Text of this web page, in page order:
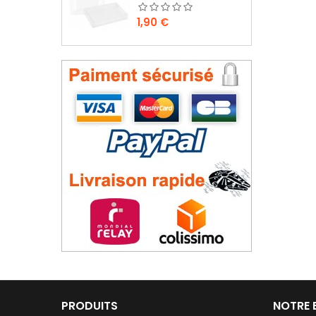
Prix
1,90 €
PRODUITS NOTRE